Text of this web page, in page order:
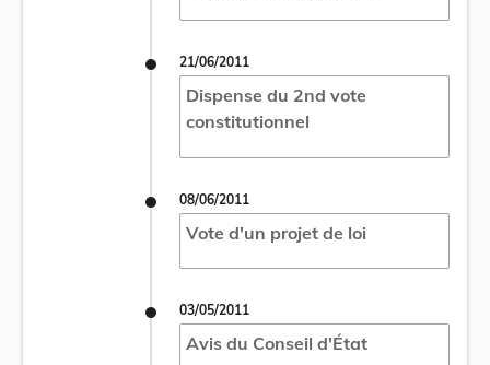
21/06/2011
Dispense du 2nd vote
constitutionnel
08/06/2011
Vote d'un projet de loi
03/05/2011
Avis du Conseil d'État